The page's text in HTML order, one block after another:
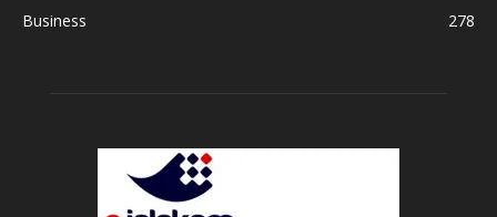
Business
278